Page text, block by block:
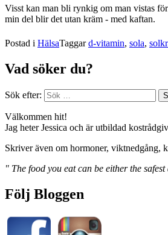
Visst kan man bli rynkig om man vistas
min del blir det utan kräm - med kaftan.
Postad i HälsaTaggard-vitamin, sola,
Vad söker du?
Sök efter:
Välkommen hit!
Jag heter Jessica och är utbildad
Skriver även om hormoner, viktnedgång,
" The food you eat can be either the
Följ Bloggen